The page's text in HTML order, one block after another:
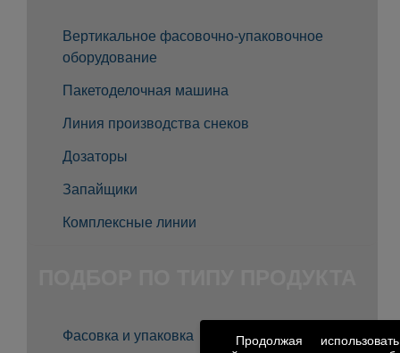
Продолжая
Вертикальное фасовочно-упаковочное
оборудование
Пакетоделочная машина
Линия производства снеков
Дозаторы
Запайщики
Комплексные линии
Фасовка и упаковка